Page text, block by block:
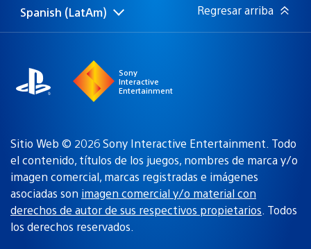
Elige
Región
Spanish (LatAm) Regresar arriba
Sony
Interactive
Entertainment
Sitio Web © 2026 Sony Interactive Entertainment. Todo
el contenido, títulos de los juegos, nombres de marca y/o
imagen comercial, marcas registradas e imágenes
asociadas son imagen comercial y/o material con
derechos de autor de sus respectivos propietarios. Todos
los derechos reservados.